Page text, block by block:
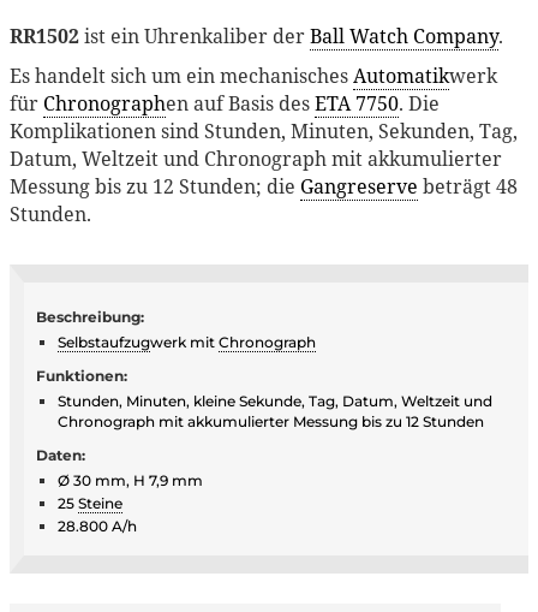
RR1502ist ein Uhrenkaliber derBall Watch Company.
Es handelt sich um ein mechanischesAutomatikwerk
für Chronographen auf Basis desETA 7750. Die
Komplikationen sind Stunden, Minuten, Sekunden, Tag,
Datum, Weltzeit und Chronograph mit akkumulierter
Messung bis zu 12 Stunden; die Gangreserve beträgt 48
Stunden.
Beschreibung:
Selbstaufzugwerk mit Chronograph
Funktionen:
Stunden, Minuten, kleine Sekunde, Tag, Datum, Weltzeit und
Chronograph mit akkumulierter Messung bis zu 12 Stunden
Daten:
Ø 30 mm, H 7,9 mm
25 Steine
28.800 A/h